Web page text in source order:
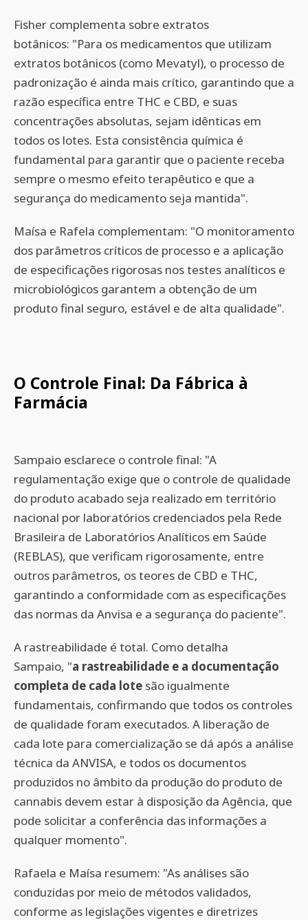
Fisher complementa sobre extratos
botânicos: "Para os medicamentos que utilizam
extratos botânicos (como Mevatyl), o processo de
padronização é ainda mais crítico, garantindo que a
razão específica entre THC e CBD, e suas
concentrações absolutas, sejam idênticas em
todos os lotes. Esta consistência química é
fundamental para garantir que o paciente receba
sempre o mesmo efeito terapêutico e que a
segurança do medicamento seja mantida".
Maísa e Rafela complementam: "O monitoramento
dos parâmetros críticos de processo e a aplicação
de especificações rigorosas nos testes analíticos e
microbiológicos garantem a obtenção de um
produto final seguro, estável e de alta qualidade".
O Controle Final: Da Fábrica à
Farmácia
Sampaio esclarece o controle final: "A
regulamentação exige que o controle de qualidade
do produto acabado seja realizado em território
nacional por laboratórios credenciados pela Rede
Brasileira de Laboratórios Analíticos em Saúde
(REBLAS), que verificam rigorosamente, entre
outros parâmetros, os teores de CBD e THC,
garantindo a conformidade com as especificações
das normas da Anvisa e a segurança do paciente".
A rastreabilidade é total. Como detalha
Sampaio, "a rastreabilidade e a documentação
completa de cada lote são igualmente
fundamentais, confirmando que todos os controles
de qualidade foram executados. A liberação de
cada lote para comercialização se dá após a análise
técnica da ANVISA, e todos os documentos
produzidos no âmbito da produção do produto de
cannabis devem estar à disposição da Agência, que
pode solicitar a conferência das informações a
qualquer momento".
Rafaela e Maísa resumem: "As análises são
conduzidas por meio de métodos validados,
conforme as legislações vigentes e diretrizes